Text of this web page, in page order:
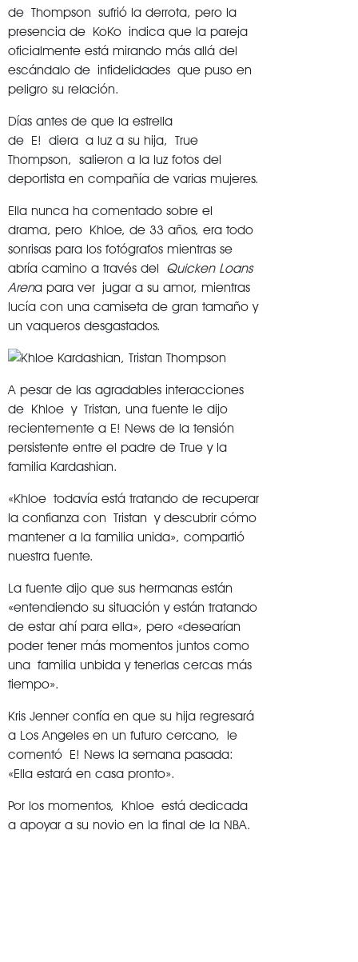
de Thompson sufrió la derrota, pero la
presencia de KoKo indica que la pareja
oficialmente está mirando más allá del
escándalo de infidelidades que puso en
peligro su relación.
Días antes de que la estrella
de E! diera a luz a su hija, True
Thompson, salieron a la luz fotos del
deportista en compañía de varias mujeres.
Ella nunca ha comentado sobre el
drama, pero Khloe, de 33 años, era todo
sonrisas para los fotógrafos mientras se
abría camino a través del Quicken Loans
Arena para ver jugar a su amor, mientras
lucía con una camiseta de gran tamaño y
un vaqueros desgastados.
A pesar de las agradables interacciones
de Khloe y Tristan, una fuente le dijo
recientemente a E! News de la tensión
persistente entre el padre de True y la
familia Kardashian.
«Khloe todavía está tratando de recuperar
la confianza con Tristan y descubrir cómo
mantener a la familia unida», compartió
nuestra fuente.
La fuente dijo que sus hermanas están
«entendiendo su situación y están tratando
de estar ahí para ella», pero «desearían
poder tener más momentos juntos como
una familia unbida y tenerlas cercas más
tiempo».
Kris Jenner confía en que su hija regresará
a Los Angeles en un futuro cercano, le
comentó E! News la semana pasada:
«Ella estará en casa pronto».
Por los momentos, Khloe está dedicada
a apoyar a su novio en la final de la NBA.